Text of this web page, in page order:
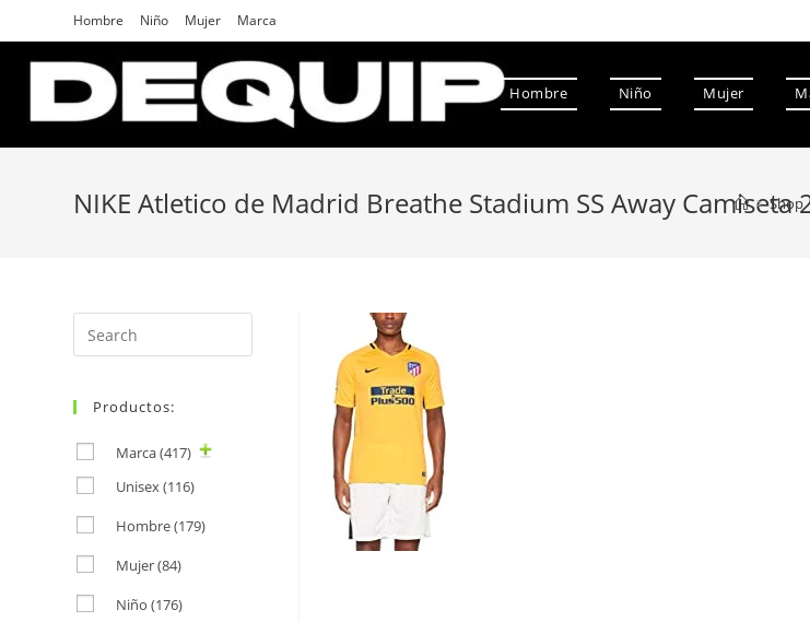
to
content
Hombre Niño Mujer Marca
Hombre Niño Mujer
NIKE Atletico de Madrid Breathe Stadium SS Away > Shop
Search
for:
Productos:
Marca(417)
Unisex(116)
Hombre(179)
Mujer(84)
Niño (176)